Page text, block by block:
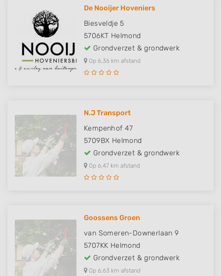
De Nooijer Hoveniers
Biesveldje 5
5706KT Helmond
Grondverzet & grondwerk
Op 6,36 km afstand
N.J Transport
Kempenhof 47
5709BX Helmond
Grondverzet & grondwerk
Op 6,47 km afstand
Goossens Groen
van Someren-Downerlaan 9
5707KK Helmond
Grondverzet & grondwerk
Op 6,63 km afstand